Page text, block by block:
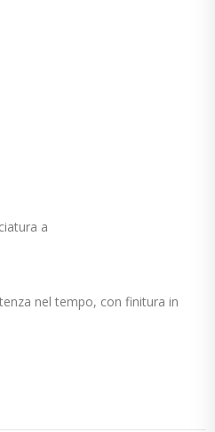
a
nel tempo, con finitura in